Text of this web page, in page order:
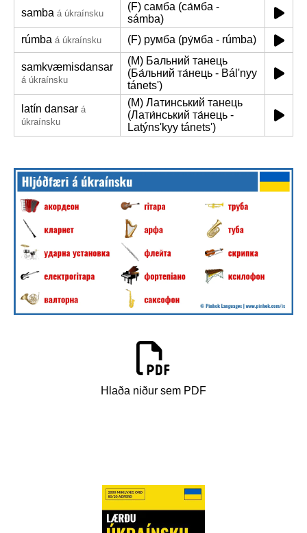
samba á úkraínsku
(F) самба (са́мба -
sámba)
rúmba á úkraínsku (F) румба (ру́мба - rúmba)
samkvæmisdansar
á úkraínsku
(M) Бальний танець
(Ба́льний та́нець - Bálʹnyy
tánetsʹ)
latín dansar á
úkraínsku
(M) Латинський танець
(Лати́нський та́нець -
Latýnsʹkyy tánetsʹ)
Hlaða niður sem PDF